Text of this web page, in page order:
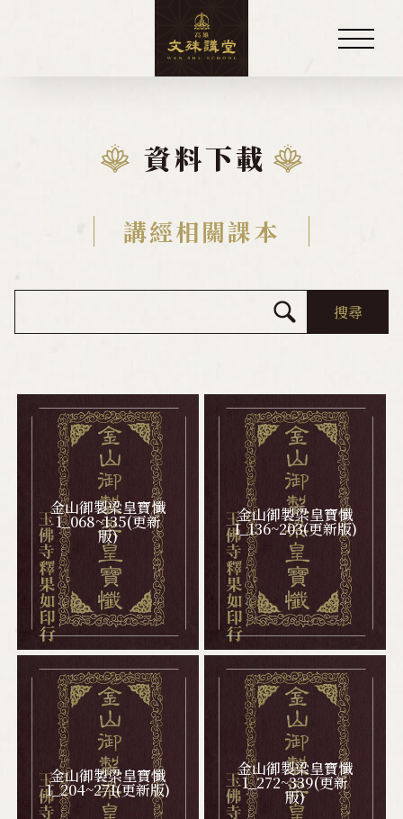
慧律法師
隨堂講義
慧律法師文集
各項表單下載
影音專區
發心護持
聯絡我們
資料下載
講經相關課本
金山御製梁皇寶懺
1_068~135(更新
版)
金山御製梁皇寶懺
1_136~203(更新版)
金山御製梁皇寶懺
1_204~271(更新版)
金山御製梁皇寶懺
1_272~339(更新
版)